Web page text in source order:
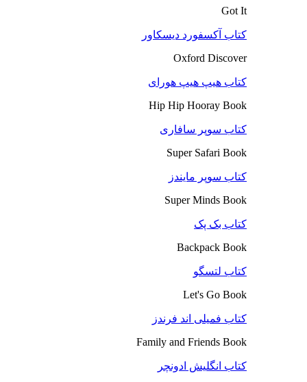
Got It
کتاب آکسفورد دیسکاور
Oxford Discover
کتاب هیپ هیپ هورای
Hip Hip Hooray Book
کتاب سوپر سافاری
Super Safari Book
کتاب سوپر مایندز
Super Minds Book
کتاب بک پک
Backpack Book
کتاب لتسگو
Let's Go Book
کتاب فمیلی اند فرندز
Family and Friends Book
کتاب انگلیش ادونچر